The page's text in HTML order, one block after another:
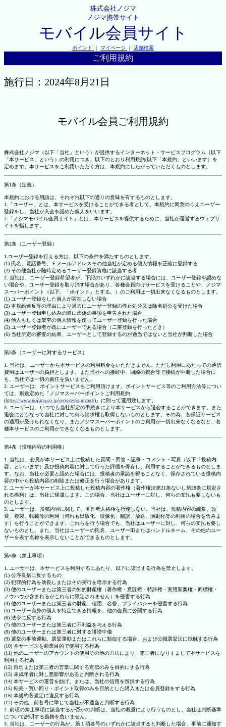
株式会社ノジマ
ノジマ携帯サイト
モバイル会員サイト
ポイント ｜ マイページ ｜ 店舗検索
ご利用規約
施行日：2024年8月21日
モバイル会員ご利用規約
株式会社ノジマ（以下「当社」という）が提供するインターネット・サービスプログラム（以下
「本サービス」という）の利用につき、以下のとおり利用規約(以下「本規約」といいます）を
定めます。本サービスをご利用いただく方は、本規約にしたがっていただくものとします。
第1条（定義）
本規約における用語は、それぞれ以下の通りの意味を有するものとします。
1.「ユーザー」とは、本サービスを受けることができる者として、本規約に同意のうえユーザー
登録をし、当社が入会を認めた個人をいいます。
2.「ノジマモバイル会員サイト」とは、本サービスを提供するために、当社が運営するウェブサ
イトを指します。
第2条（ユーザー登録）
1.ユーザー登録を行える方は、以下の条件を満たすものとします。
(1) 氏名、電話番号、Ｅメールアドレスその他当社が定める個人情報を正確に登録する
(2) その他当社が随時定めるユーザー登録資格に該当する者
2. 当社は、ユーザー登録希望者が、下記のいずれかに該当する場合には、ユーザー登録を認めな
い場合や、ユーザー登録を取り消す場合があり、各種会員向けサービスを受けることや、ノジマ
スーパーポイント（以下、「ポイント」とする。）のご利用は一切出来なくなるものとします。
(1) ユーザー登録をした個人が実在しない場合
(2) 本規約違反等の理由により過去にユーザー登録の停止処分又は除名処分を受けた場合
(3) ユーザー登録申し込みの際に虚偽の事項を申告された場合
(4) 他人もしくは架空の個人情報を使ってユーザー登録を行った場合
(5) ユーザー登録者が既にユーザーである場合（二重登録を行ったとき）
(6) 当社所定の審査の結果、ユーザーとして登録するのが適当ではないと当社が判断した場合
第3条（ユーザーに対するサービス）
1. 当社は、ユーザーから本サービスの利用料金をいただきません。ただし利用にあたっての通信
費用はユーザーの負担とします。また当社への接続中、回線の都合等で接続が中断した場合に
も、当社では一切の責任を負いません。
2. ユーザーは、ポイントサービスをご利用頂けます。ポイントサービス等のご利用方法等につい
ては、別途定めた『ノジマスーパーポイントご利用規約
(https://www.nojima.co.jp/service/pointcard/)』に則って運用致します。
3. ユーザーは、いつでも当社所定の手続きにより本サービスから退会することができます。また
退会にともなって当社に対して何ら請求権も取得しないものとします。その為、各保証サービス
の適用が受けられなくなり、またノジマスーパーポイントのご利用が一切出来なくなるなど、各
種本サービスのご利用ができなくなるものとします。
第4条（投稿内容の利用権）
1. 当社は、会員が本サービス上に投稿した質問・回答・記事・コメント・写真（以下「投稿内
容」といいます）及び投稿内容に対して行った評価を保存し、利用することができるものとしま
す。なお、当社が必要と認めた場合には、投稿者の承諾を得ることなく、保存されている投稿内
容の中から投稿内容の削除または修正を行う場合があります。
2. ユーザーが本サービス上に投稿した投稿内容の著作権（著作権法第21条ないし第28条に規定さ
れる権利）は、当社に帰属します。この場合、当社はユーザーに対し、何らの支払も要しないも
のとします。
3. ユーザーは、投稿内容に関して、著作者人格権を行使しない。当社は、投稿内容の編集、改
変、複製、転載等の利用（何れも出版化、映像化、翻訳、放送、演劇化等の利用の場合を含みま
す）を行うことができます。これらを行う場合でも、当社はユーザーに対し、何らの支払も要し
ないものとし、また、当社はユーザーの氏名、ユーザーIDまたはハンドルネーム、その他のユー
ザーを表す名称を表示しないことができるものとします。
第5条（禁止事項）
1. ユーザーは、本サービスを利用するにあたり、以下に該当する行為を禁止します。
(1) 公序良俗に反するもの
(2) 犯罪的行為を助長しまたはその実行を暗示する行為
(3) 他のユーザーまたは第三者の知的財産権（著作権・意匠権・特許権・実用新案権・商標権・
ノウハウが含まれるがこれらに限定されません）を侵害する行為
(4) 他のユーザーまたは第三者の財産、信用、名誉、プライバシーを侵害する行為
(5) ユーザー自身の個人を特定できる情報を、他の会員に公開する行為
(6) 法令に反する行為
(7) 他のユーザーまたは第三者に不利益を与える行為
(8) 他のユーザーまたは第三者に対する誹謗中傷
(9) 選挙の事前運動、選挙運動またはこれらに類似する場合、および公職選挙法に抵触する行為
(10) 本サービスを商業目的で使用する行為
(11) 他のユーザーのアカウントの使用その他の方法により、第三者になりすまして本サービスを
利用する行為
(12) 自己または第三者の営業に関する宣伝のみを目的にする行為
(13) 未成年者に対し悪影響があると判断される行為
(14) 本サービスの運営を妨げ、または、当社の信用を毀損する行為
(15) 転売・買い回り・ポイント取得のみを目的とした購入または会員登録をする行為
(16) 本規約各規定に違反する行為
(17) その他、前各号に準じて当社が不適当と判断する行為
2. 前項の禁止事項に該当するか否かの判断は、当社の裁量により行うものとし、当社は判断基準
について説明する義務を負いません。
3. 当社は、ユーザーの行為が、第１項各号のいずれかに該当すると判断した場合、事前に通知す